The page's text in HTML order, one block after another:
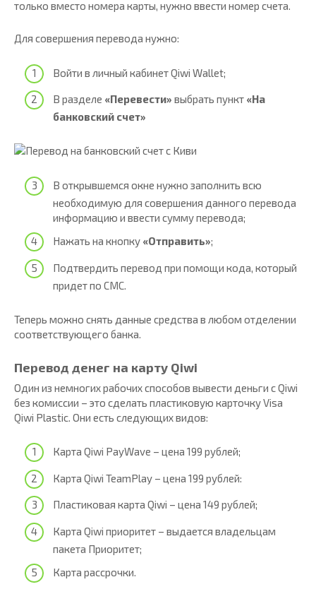
только вместо номера карты, нужно ввести номер счета.
Для совершения перевода нужно:
Войти в личный кабинет Qiwi Wallet;
В разделе «Перевести» выбрать пункт «На
банковский счет»
В открывшемся окне нужно заполнить всю
необходимую для совершения данного перевода
информацию и ввести сумму перевода;
Нажать на кнопку «Отправить»;
Подтвердить перевод при помощи кода, который
придет по СМС.
Теперь можно снять данные средства в любом отделении
соответствующего банка.
Перевод денег на карту Qiwi
Один из немногих рабочих способов вывести деньги с Qiwi
без комиссии – это сделать пластиковую карточку Visa
Qiwi Plastic. Они есть следующих видов:
Карта Qiwi PayWave – цена 199 рублей;
Карта Qiwi TeamPlay – цена 199 рублей:
Пластиковая карта Qiwi – цена 149 рублей;
Карта Qiwi приоритет – выдается владельцам
пакета Приоритет;
Карта рассрочки.